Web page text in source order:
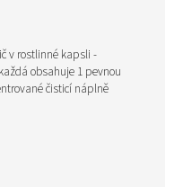
v rostlinné kapsli -
obsahuje 1 pevnou
čisticí náplně